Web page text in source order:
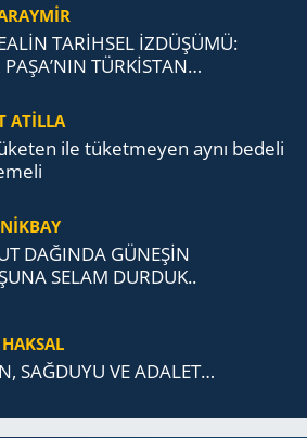
TARİHSEL İZDÜŞÜMÜ:
PAŞA’NIN TÜRKİSTAN
UZANAN MİRASI
ATİLLA
ile tü­ket­me­yen aynı be­de­li
DAĞINDA GÜNEŞİN
SELAM DURDUK..
SAĞ­DU­YU VE ADA­LET…